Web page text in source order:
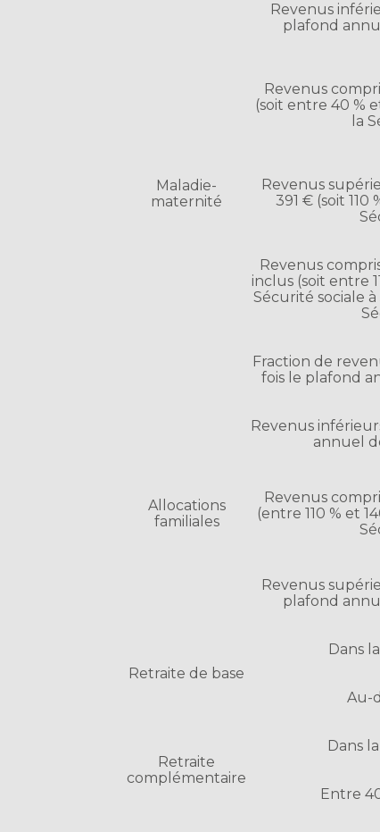
Maladie-
maternité
Revenus
plafond
Revenus
(soit entre 40 %
la
Revenus
391 € (soit
Revenus
inclus (soit entre
Sécurité sociale
Fraction de
fois le plafond
Allocations
familiales
Revenus
annuel
Revenus
(entre 110 % et
Revenus
plafond
Retraite de base
Dans
Au-
Retraite
complémentaire
Dans
Entre